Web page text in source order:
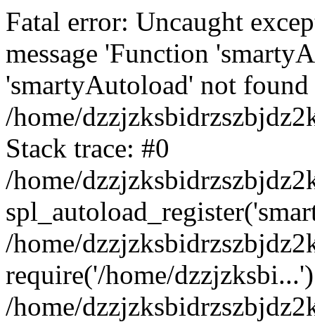
Fatal error: Uncaught
message 'Function
'smartyAutoload' not
/home/
Stack trace: #0
/home/
/home/
require('/home/
/home/